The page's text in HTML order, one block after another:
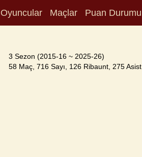
Oyuncular Maçlar Puan Durumu
3 Sezon (2015-16 ~ 2025-26)
58 Maç, 716 Sayı, 126 Ribaunt, 275 Asist